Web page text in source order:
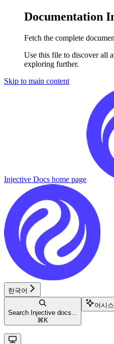
Documentation
Fetch the complete
Use this file to discover all
exploring further.
Skip to main content
Injective Docs home page
한국어
Search Injective docs...
⌘ K
어시